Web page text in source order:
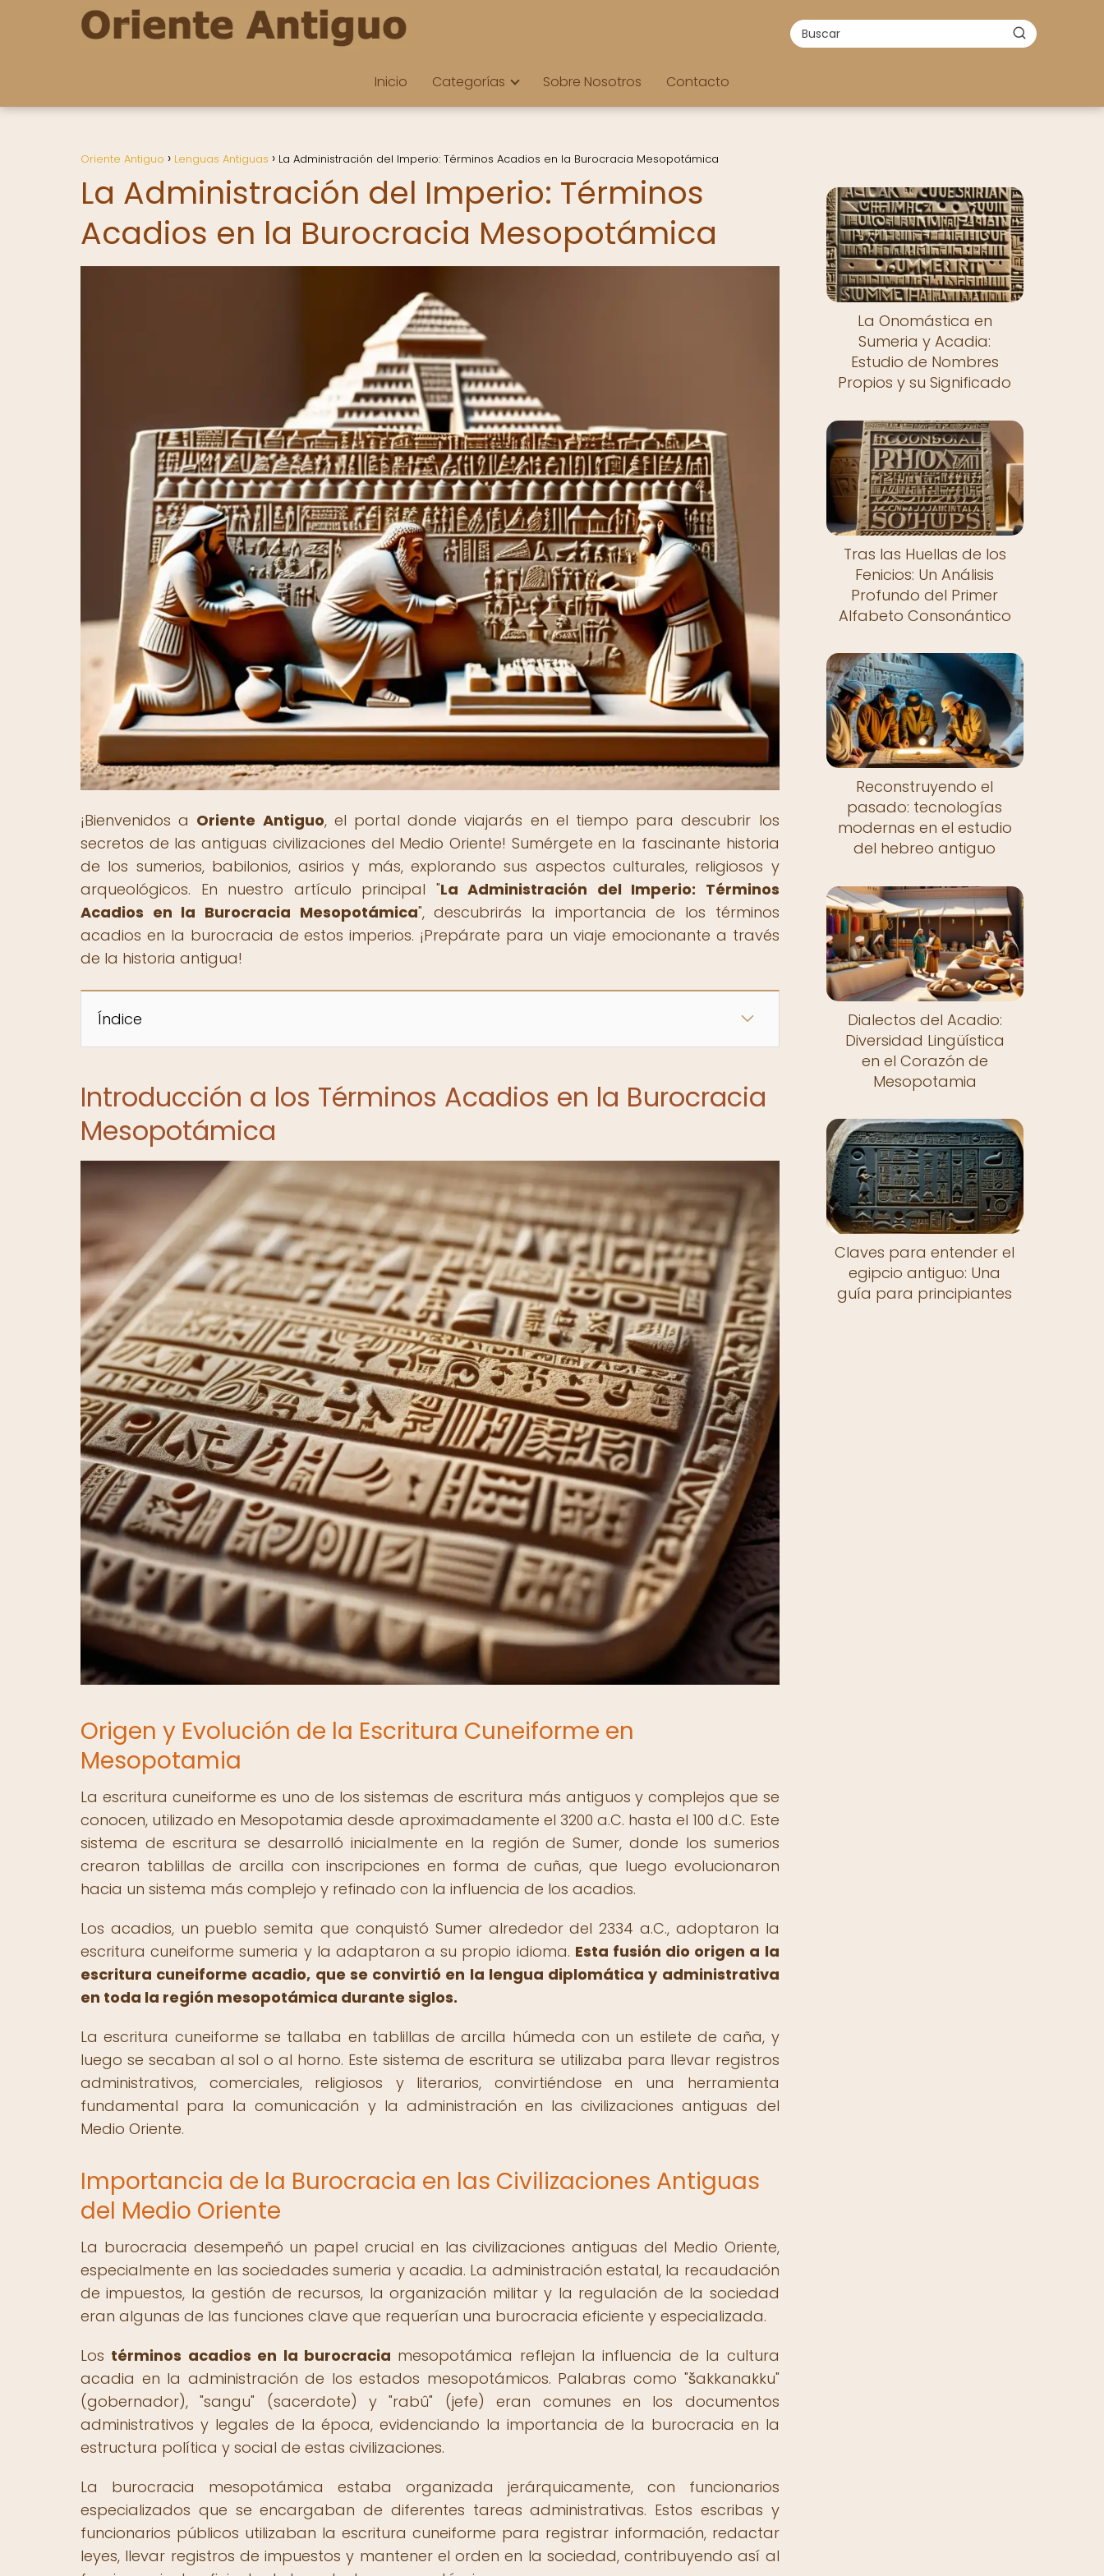
Inicio Categorías Sobre Nosotros Contacto
Oriente Antiguo Lenguas Antiguas La Administración del Imperio: Términos Acadios en la Burocracia Mesopotámica
La Administración del Imperio: Términos
Acadios en la Burocracia Mesopotámica
¡Bienvenidos a Oriente Antiguo, el portal donde viajarás en el tiempo para descubrir los
secretos de las antiguas civilizaciones del Medio Oriente! Sumérgete en la fascinante historia
de los sumerios, babilonios, asirios y más, explorando sus aspectos culturales, religiosos y
arqueológicos. En nuestro artículo principal "La Administración del Imperio: Términos
Acadios en la Burocracia Mesopotámica", descubrirás la importancia de los términos
acadios en la burocracia de estos imperios. ¡Prepárate para un viaje emocionante a través
de la historia antigua!
Índice
Introducción a los Términos Acadios en la Burocracia
Mesopotámica
Origen y Evolución de la Escritura Cuneiforme en
Mesopotamia
La escritura cuneiforme es uno de los sistemas de escritura más antiguos y complejos que se
conocen, utilizado en Mesopotamia desde aproximadamente el 3200 a.C. hasta el 100 d.C. Este
sistema de escritura se desarrolló inicialmente en la región de Sumer, donde los sumerios
crearon tablillas de arcilla con inscripciones en forma de cuñas, que luego evolucionaron
hacia un sistema más complejo y refinado con la influencia de los acadios.
Los acadios, un pueblo semita que conquistó Sumer alrededor del 2334 a.C., adoptaron la
escritura cuneiforme sumeria y la adaptaron a su propio idioma. Esta fusión dio origen a la
escritura cuneiforme acadio, que se convirtió en la lengua diplomática y administrativa
en toda la región mesopotámica durante siglos.
La escritura cuneiforme se tallaba en tablillas de arcilla húmeda con un estilete de caña, y
luego se secaban al sol o al horno. Este sistema de escritura se utilizaba para llevar registros
administrativos, comerciales, religiosos y literarios, convirtiéndose en una herramienta
fundamental para la comunicación y la administración en las civilizaciones antiguas del
Medio Oriente.
Importancia de la Burocracia en las Civilizaciones Antiguas
del Medio Oriente
La burocracia desempeñó un papel crucial en las civilizaciones antiguas del Medio Oriente,
especialmente en las sociedades sumeria y acadia. La administración estatal, la recaudación
de impuestos, la gestión de recursos, la organización militar y la regulación de la sociedad
eran algunas de las funciones clave que requerían una burocracia eficiente y especializada.
Los términos acadios en la burocracia mesopotámica reflejan la influencia de la cultura
acadia en la administración de los estados mesopotámicos. Palabras como "šakkanakku"
(gobernador), "sangu" (sacerdote) y "rabû" (jefe) eran comunes en los documentos
administrativos y legales de la época, evidenciando la importancia de la burocracia en la
estructura política y social de estas civilizaciones.
La burocracia mesopotámica estaba organizada jerárquicamente, con funcionarios
especializados que se encargaban de diferentes tareas administrativas. Estos escribas y
funcionarios públicos utilizaban la escritura cuneiforme para registrar información, redactar
leyes, llevar registros de impuestos y mantener el orden en la sociedad, contribuyendo así al
La Onomástica en
Sumeria y Acadia:
Estudio de Nombres
Propios y su Significado
Tras las Huellas de los
Fenicios: Un Análisis
Profundo del Primer
Alfabeto Consonántico
Reconstruyendo el
pasado: tecnologías
modernas en el estudio
del hebreo antiguo
Dialectos del Acadio:
Diversidad Lingüística
en el Corazón de
Mesopotamia
Claves para entender el
egipcio antiguo: Una
guía para principiantes